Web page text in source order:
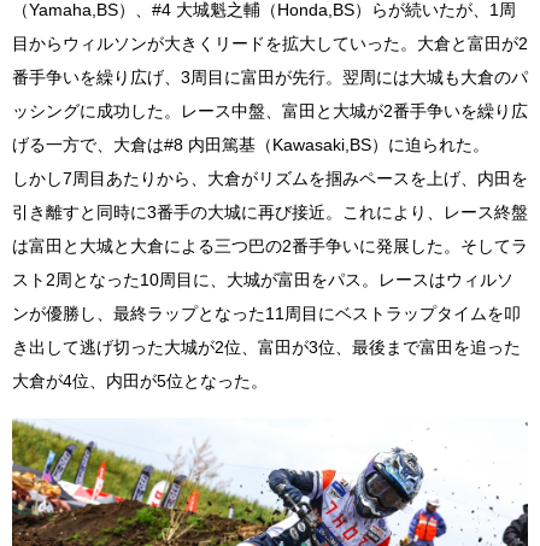
（Yamaha,BS）、#4 大城魁之輔（Honda,BS）らが続いたが、1周
目からウィルソンが大きくリードを拡大していった。大倉と富田が2
番手争いを繰り広げ、3周目に富田が先行。翌周には大城も大倉のパ
ッシングに成功した。レース中盤、富田と大城が2番手争いを繰り広
げる一方で、大倉は#8 内田篤基（Kawasaki,BS）に迫られた。
しかし7周目あたりから、大倉がリズムを掴みペースを上げ、内田を
引き離すと同時に3番手の大城に再び接近。これにより、レース終盤
は富田と大城と大倉による三つ巴の2番手争いに発展した。そしてラ
スト2周となった10周目に、大城が富田をパス。レースはウィルソ
ンが優勝し、最終ラップとなった11周目にベストラップタイムを叩
き出して逃げ切った大城が2位、富田が3位、最後まで富田を追った
大倉が4位、内田が5位となった。